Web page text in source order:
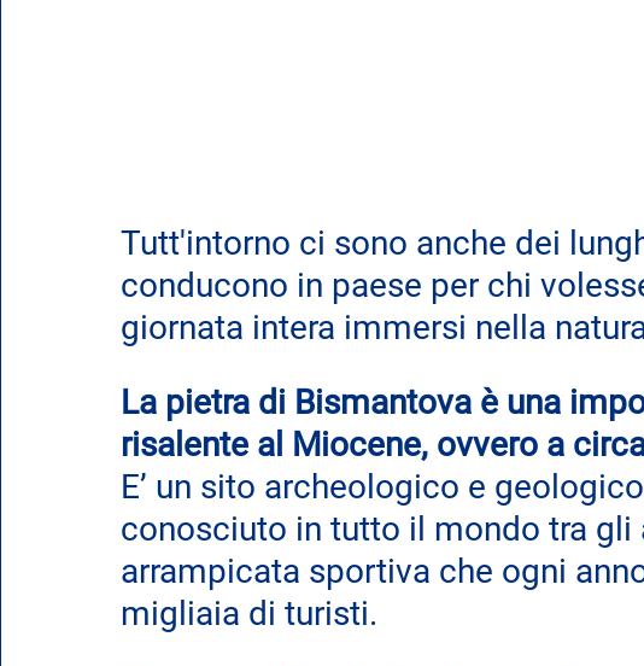
Tutt'intorno ci sono anche dei
conducono in paese per chi
giornata intera immersi nella
La pietra di Bismantova è una
risalente al Miocene, ovvero a
E’ un sito archeologico e
conosciuto in tutto il mondo tra gli
arrampicata sportiva che ogni
migliaia di turisti.